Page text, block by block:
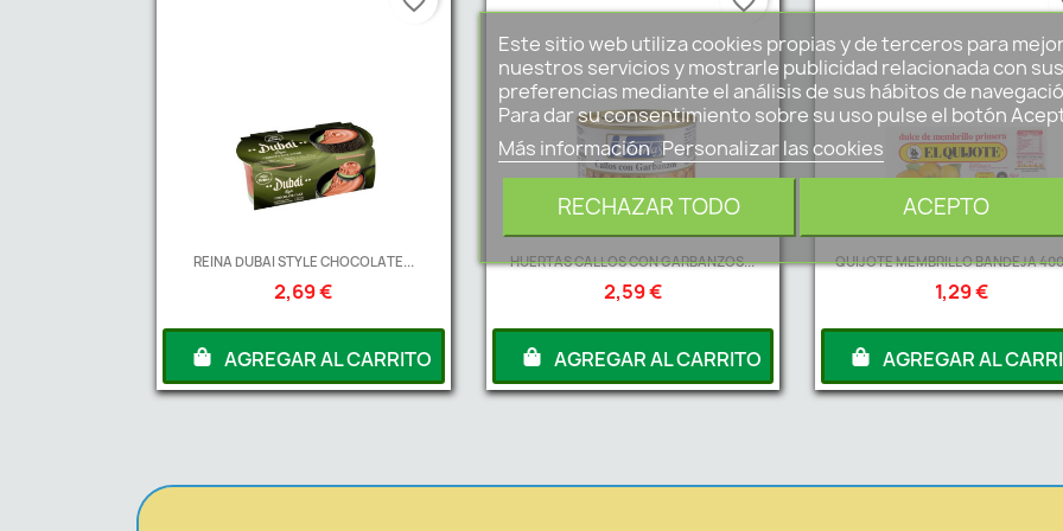
Este sitio web utiliza cookies propias y de terceros para
nuestros servicios y mostrarle publicidad relacionada con sus
preferencias mediante el análisis de sus hábitos de
Para dar su consentimiento sobre su uso pulse el botón
Más información Personalizar las cookies
RECHAZAR TODO ACEPTO
REINA DUBAI STYLE CHOCOLATE...
2,69 €
AGREGAR AL CARRITO
HUERTAS CALLOS CON GARBANZOS...
2,59 €
AGREGAR AL CARRITO
QUIJOTE MEMBRILLO BANDEJA
1,29 €
AGREGAR AL